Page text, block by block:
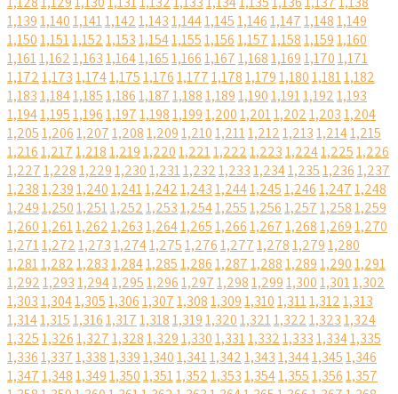
1,1391,1401,1411,1421,1431,1441,1451,1461,1471,1481,149
1,1501,1511,1521,1531,1541,1551,1561,1571,1581,1591,160
1,1611,1621,1631,1641,1651,1661,1671,1681,1691,1701,171
1,1721,1731,1741,1751,1761,1771,1781,1791,1801,1811,182
1,1831,1841,1851,1861,1871,1881,1891,1901,1911,1921,193
1,1941,1951,1961,1971,1981,1991,2001,2011,2021,2031,204
1,2051,2061,2071,2081,2091,2101,2111,2121,2131,2141,215
1,2161,2171,2181,2191,2201,2211,2221,2231,2241,2251,226
1,2271,2281,2291,2301,2311,2321,2331,2341,2351,2361,237
1,2381,2391,2401,2411,2421,2431,2441,2451,2461,2471,248
1,2491,2501,2511,2521,2531,2541,2551,2561,2571,2581,259
1,2601,2611,2621,2631,2641,2651,2661,2671,2681,2691,270
1,2711,2721,2731,2741,2751,2761,2771,2781,2791,280
1,2811,2821,2831,2841,2851,2861,2871,2881,2891,2901,291
1,2921,2931,2941,2951,2961,2971,2981,2991,3001,3011,302
1,3031,3041,3051,3061,3071,3081,3091,3101,3111,3121,313
1,3141,3151,3161,3171,3181,3191,3201,3211,3221,3231,324
1,3251,3261,3271,3281,3291,3301,3311,3321,3331,3341,335
1,3361,3371,3381,3391,3401,3411,3421,3431,3441,3451,346
1,3471,3481,3491,3501,3511,3521,3531,3541,3551,3561,357